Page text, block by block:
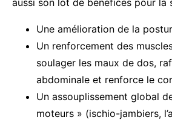
Une amélioration de la
Un renforcement des
soulager les maux de dos,
abdominale et renforce le
Un assouplissement global
moteurs » (ischio-jambiers,